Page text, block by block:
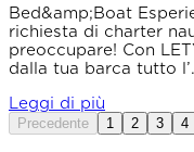
Bed&amp;Boat
richiesta di charter
preoccupare! Con
dalla tua barca tutto
Leggi di più
Precedente 1 2 3 4